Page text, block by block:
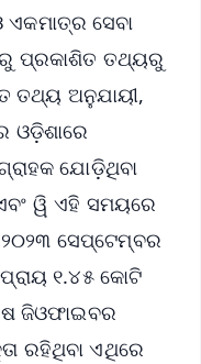
ସେବା
ପ୍ରକାଶିତ ତଥ୍ୟରୁ
ତଥ୍ୟ ଅନୁଯାୟୀ,
ଓଡ଼ିଶାରେ
ଯୋଡ଼ିଥିବା
ୱି ଏହି ସମୟରେ
୨୦୨୩ ସେପ୍ଟେମ୍ବର
୧.୪୫ କୋଟି
ଜିଓଫାଇବର
ରହିଥିବା ଏଥିରେ